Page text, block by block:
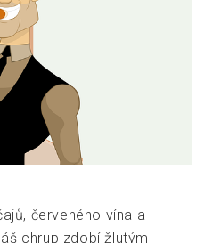
červeného vína a
chrup zdobí žlutým